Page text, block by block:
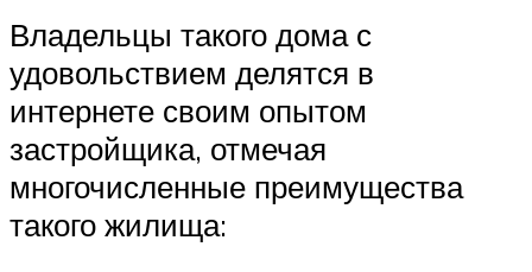
Владельцы такого дома с
удовольствием делятся в
интернете своим опытом
застройщика, отмечая
многочисленные преимущества
такого жилища: